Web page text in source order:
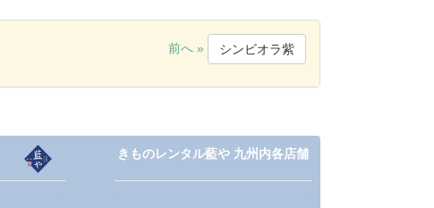
前へ » シンビオラ紫
きものレンタル藍や 九州内各店舗